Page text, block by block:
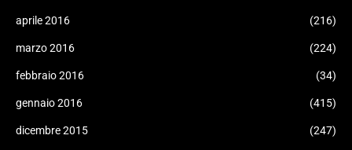
aprile 2016 (216)
marzo 2016 (224)
febbraio 2016 (34)
gennaio 2016 (415)
dicembre 2015 (247)